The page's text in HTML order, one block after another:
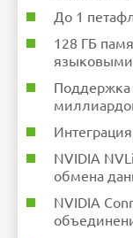
До 1
128 ГБ
NVIDIA
обмена
NVIDIA